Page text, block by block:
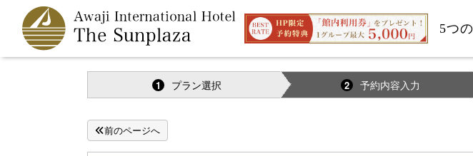
5つ
1 プラン選択 2 予約内容入力
前のページへ